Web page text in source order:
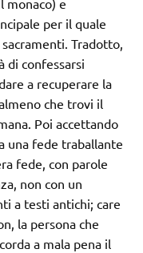
per il quale
Tradotto,
di confessarsi
a recuperare la
che trovi il
Poi accettando
una fede traballante
fede, con parole
non con un
a testi antichi; care
la persona che
a mala pena il